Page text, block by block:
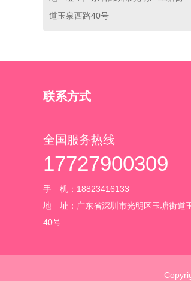
道玉泉西路40号
联系方式
全国服务热线
17727900309
手 机：18823416133‬
地 址：广东省深圳市光明区玉塘街道
40号